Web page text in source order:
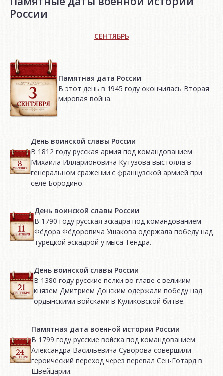
России
СЕНТЯБРЬ
Памятная дата России
В этот день в 1945 году окончилась Вторая
мировая война.
День воинской славы России
В 1812 году русская армия под командованием
Михаила Илларионовича Кутузова выстояла в
генеральном сражении с французской армией при
селе Бородино.
День воинской славы России
В 1790 году русская эскадра под командованием
Фёдора Фёдоровича Ушакова одержала победу над
турецкой эскадрой у мыса Тендра.
День воинской славы России
В 1380 году русские полки во главе с великим
князем Дмитрием Донским одержали победу над
ордынскими войсками в Куликовской битве.
Памятная дата военной истории России
В 1799 году русские войска под командованием
Александра Васильевича Суворова совершили
героический переход через перевал Сен-Готард в
Швейцарии.